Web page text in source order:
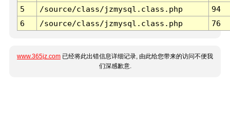
5
/source/class/jzmysql.class.php
94
6
/source/class/jzmysql.class.php 76
www.365jz.com 已经将此出错信息详细记录, 由此给您带来的访问不便我
们深感歉意.